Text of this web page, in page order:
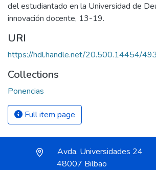
del estudiantado en la Universidad de
innovación docente, 13-19.
URI
https://hdl.handle.net/20.500.14454/
Collections
Ponencias
Full item page
Avda. Universidades 24
48007 Bilbao